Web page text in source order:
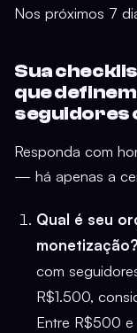
Nos próximos 7
Sua
que
seguidores
Responda com
— há apenas a
Qual é seu
monetização?
com
R$1.500,
Entre R$500